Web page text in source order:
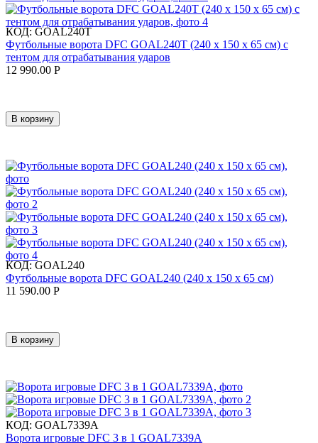
КОД: GOAL240T
Футбольные ворота DFC GOAL240T (240 х 150 х 65 см) с
тентом для отрабатывания ударов
12 990.00 Р
В корзину
КОД: GOAL240
Футбольные ворота DFC GOAL240 (240 х 150 х 65 см)
11 590.00 Р
В корзину
КОД: GOAL7339A
Ворота игровые DFC 3 в 1 GOAL7339A